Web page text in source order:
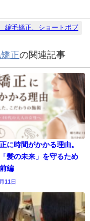
縮毛矯正、ショートボブ
正の関連記事
に時間がかかる理由。
髪の未来」を守るため
編
11日